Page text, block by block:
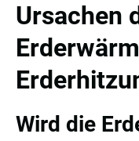
Ursachen
Wird die